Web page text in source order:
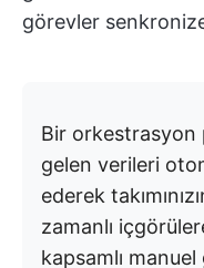
görevler
Bir orkestrasyon
gelen verileri
ederek
zamanlı
kapsamlı